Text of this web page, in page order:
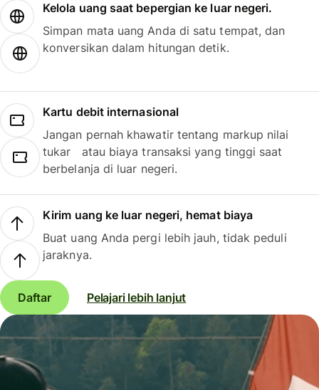
Kelola uang saat bepergian ke luar negeri.
Simpan mata uang Anda di satu tempat, dan
konversikan dalam hitungan detik.
Kartu debit internasional
Jangan pernah khawatir tentang markup nilai
tukar atau biaya transaksi yang tinggi saat
berbelanja di luar negeri.
Kirim uang ke luar negeri, hemat biaya
Buat uang Anda pergi lebih jauh, tidak peduli
jaraknya.
Daftar Pelajari lebih lanjut